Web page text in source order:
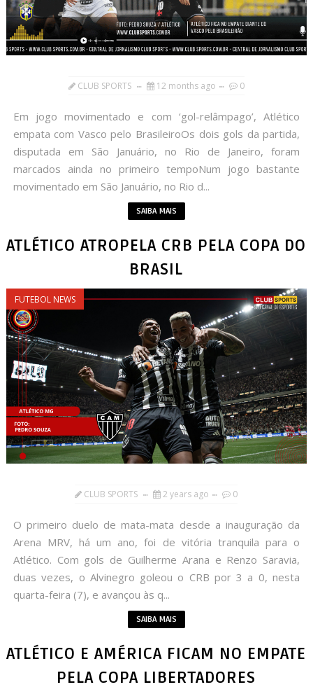
CLUB SPORTS 12 months ago 0
Em jogo movimentado e com ‘gol-relâmpago’, Atlético
empata com Vasco pelo BrasileiroOs dois gols da partida,
disputada em São Januário, no Rio de Janeiro, foram
marcados ainda no primeiro tempoNum jogo bastante
movimentado em São Januário, no Rio d...
SAIBA MAIS
ATLÉTICO ATROPELA CRB PELA COPA DO
BRASIL
FUTEBOL NEWS
CLUB SPORTS 2 years ago 0
O primeiro duelo de mata-mata desde a inauguração da
Arena MRV, há um ano, foi de vitória tranquila para o
Atlético. Com gols de Guilherme Arana e Renzo Saravia,
duas vezes, o Alvinegro goleou o CRB por 3 a 0, nesta
quarta-feira (7), e avançou às q...
SAIBA MAIS
ATLÉTICO E AMÉRICA FICAM NO EMPATE
PELA COPA LIBERTADORES